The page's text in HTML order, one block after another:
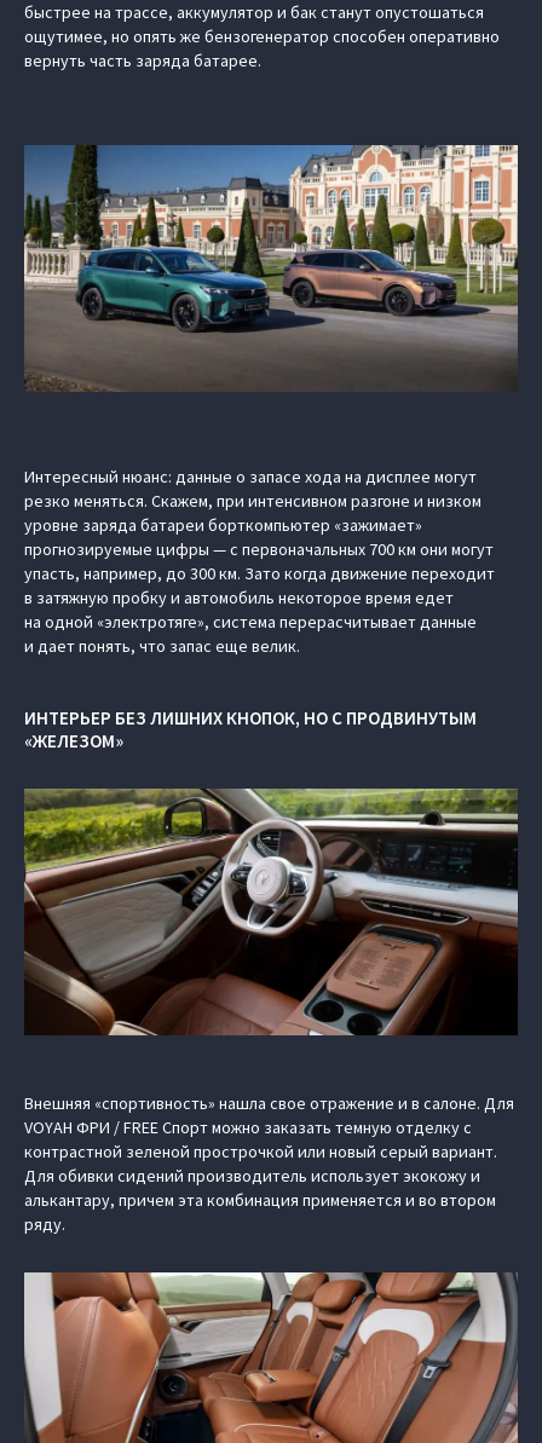
быстрее на трассе, аккумулятор и бак станут опустошаться
ощутимее, но опять же бензогенератор способен оперативно
вернуть часть заряда батарее.
Интересный нюанс: данные о запасе хода на дисплее могут
резко меняться. Скажем, при интенсивном разгоне и низком
уровне заряда батареи борткомпьютер «зажимает»
прогнозируемые цифры — с первоначальных 700 км они могут
упасть, например, до 300 км. Зато когда движение переходит
в затяжную пробку и автомобиль некоторое время едет
на одной «электротяге», система перерасчитывает данные
и дает понять, что запас еще велик.
ИНТЕРЬЕР БЕЗ ЛИШНИХ КНОПОК, НО С ПРОДВИНУТЫМ
«ЖЕЛЕЗОМ»
Внешняя «спортивность» нашла свое отражение и в салоне. Для
VOYAH ФРИ / FREE Спорт можно заказать темную отделку с
контрастной зеленой прострочкой или новый серый вариант.
Для обивки сидений производитель использует экокожу и
алькантару, причем эта комбинация применяется и во втором
ряду.